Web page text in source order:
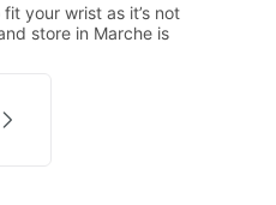
your wrist as it’s not
store in Marche is